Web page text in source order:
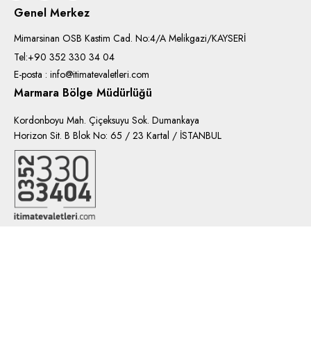
Genel Merkez
Mimarsinan OSB Kastim Cad. No:4/A Melikgazi/KAYSERİ
Tel:+90 352 330 34 04
E-posta : info@itimatevaletleri.com
Marmara Bölge Müdürlüğü
Kordonboyu Mah. Çiçeksuyu Sok. Dumankaya
Horizon Sit. B Blok No: 65 / 23 Kartal / İSTANBUL